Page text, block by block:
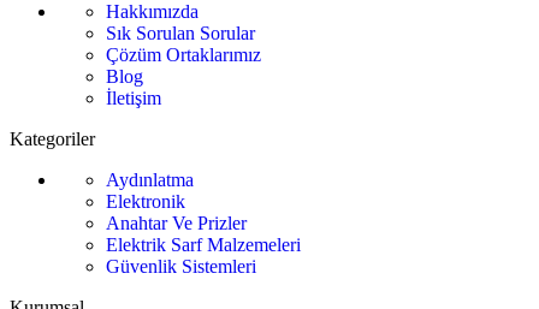
Hakkımızda
Sık Sorulan Sorular
Çözüm Ortaklarımız
Blog
İletişim
Kategoriler
Aydınlatma
Elektronik
Anahtar Ve Prizler
Elektrik Sarf Malzemeleri
Güvenlik Sistemleri